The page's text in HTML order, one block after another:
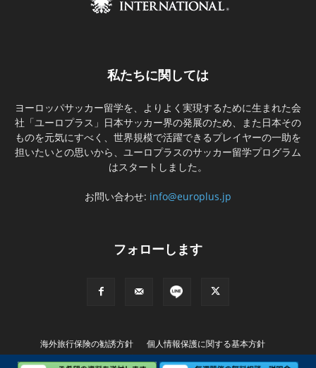
私たちに関しては
ヨーロッパサッカー留学を、よりよく実現するために生まれた会
社「ユーロプラス」日本サッカー界の発展のため、また日本その
ものを元気にすべく、世界規模で活躍できるプレイヤーの一助を
担いたいとの思いから、ユーロプラスのサッカー留学プログラム
はスタートしました。
お問い合わせ: info@europlus.jp
フォローします
海外旅行保険の勧誘方針
個人情報保護に関する基本方針
特別商取引に基づく表記